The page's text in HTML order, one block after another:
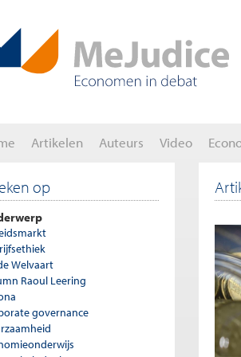
Artikelen Auteurs Video
op
Welvaart
Raoul Leering
governance